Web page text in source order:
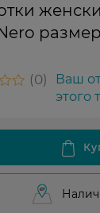
0
Ваш
этого